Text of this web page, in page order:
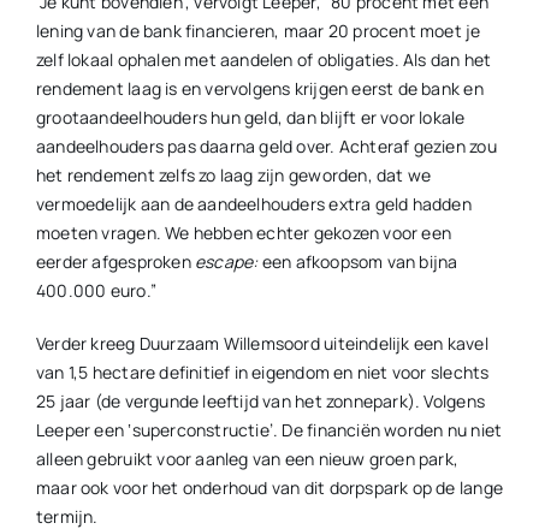
lening van de bank financieren, maar 20 procent moet je
zelf lokaal ophalen met aandelen of obligaties. Als dan het
rendement laag is en vervolgens krijgen eerst de bank en
grootaandeelhouders hun geld, dan blijft er voor lokale
aandeelhouders pas daarna geld over. Achteraf gezien zou
het rendement zelfs zo laag zijn geworden, dat we
vermoedelijk aan de aandeelhouders extra geld hadden
moeten vragen. We hebben echter gekozen voor een
eerder afgesproken escape:een afkoopsom van bijna
400.000 euro.”
Verder kreeg Duurzaam Willemsoord uiteindelijk een kavel
van 1,5 hectare definitief in eigendom en niet voor slechts
25 jaar (de vergunde leeftijd van het zonnepark). Volgens
Leeper een ‘superconstructie’. De financiën worden nu niet
alleen gebruikt voor aanleg van een nieuw groen park,
maar ook voor het onderhoud van dit dorpspark op de lange
termijn.